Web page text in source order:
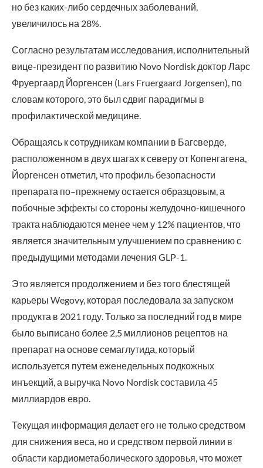
но без каких-либо сердечных заболеваний,
увеличилось на 28%.
Согласно результатам исследования, исполнительный
вице-президент по развитию Novo Nordisk доктор Ларс
Фруергаард Йоргенсен (Lars Fruergaard Jorgensen), по
словам которого, это был сдвиг парадигмы в
профилактической медицине.
Обращаясь к сотрудникам компании в Багсверде,
расположенном в двух шагах к северу от Копенгагена,
Йоргенсен отметил, что профиль безопасности
препарата по–прежнему остается образцовым, а
побочные эффекты со стороны желудочно-кишечного
тракта наблюдаются менее чем у 12% пациентов, что
является значительным улучшением по сравнению с
предыдущими методами лечения GLP-1.
Это является продолжением и без того блестящей
карьеры Wegovy, которая последовала за запуском
продукта в 2021 году. Только за последний год в мире
было выписано более 2,5 миллионов рецептов на
препарат на основе семаглутида, который
используется путем еженедельных подкожных
инъекций, а выручка Novo Nordisk составила 45
миллиардов евро.
Текущая информация делает его не только средством
для снижения веса, но и средством первой линии в
области кардиометаболического здоровья, что может